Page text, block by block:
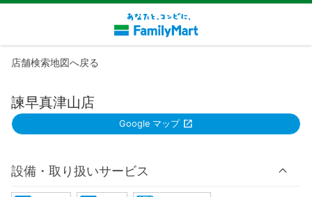
店舗検索地図へ戻る
諫早真津山店
Google マップ
設備・取り扱いサービス